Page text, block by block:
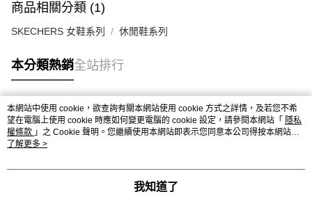
商品相關分類 (1)
SKECHERS 女鞋系列 休閒鞋系列
本分類熱銷全站排行
熱門標籤
本網站中使用 cookie，欲查詢有關本網站使用 cookie 方式之詳情，及若您不希
望在電腦上使用 cookie 時應如何變更電腦的 cookie 設定，請參閱本網站「 隱私
權條款 」之 Cookie 聲明。您繼續使用本網站即表示您同意本公司得按本網站使
用條款之 Cookie 聲明使用 cookie。
了解更多 >
我知道了